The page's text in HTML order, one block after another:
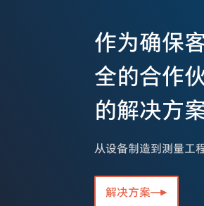
作为确保
全的合作
的解决方案
从设备制造到测量工
解决方案